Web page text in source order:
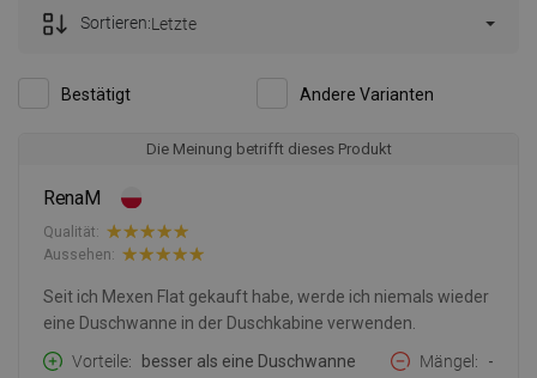
Bestätigt Andere Varianten
Sortieren:Letzte
Die Meinung betrifft dieses Produkt
RenaM
Qualität:
Aussehen:
Seit ich Mexen Flat gekauft habe, werde ich niemals wieder
eine Duschwanne in der Duschkabine verwenden.
Vorteile
besser als eine Duschwanne
Mängel -